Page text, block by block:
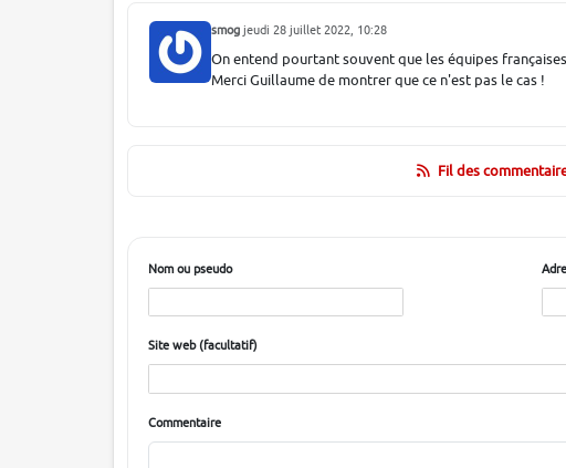
smog jeudi 28 juillet 2022, 10:28
On entend pourtant souvent que les équipes
Merci Guillaume de montrer que ce n'est pas le cas !
Fil des
Nom ou pseudo
Site web (facultatif)
Commentaire